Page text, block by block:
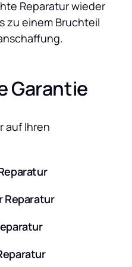
Reparatur wieder
zu einem Bruchteil
Garantie
auf Ihren
Reparatur